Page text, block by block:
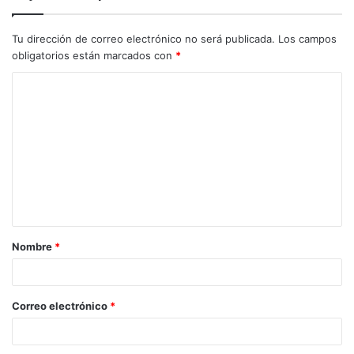
Tu dirección de correo electrónico no será publicada. Los campos
obligatorios están marcados con *
Nombre *
Correo electrónico *